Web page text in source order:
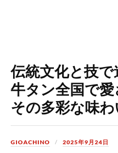
伝統文化と技
牛タン全国で
その多彩な味
GIOACHINO 2025年9月24日